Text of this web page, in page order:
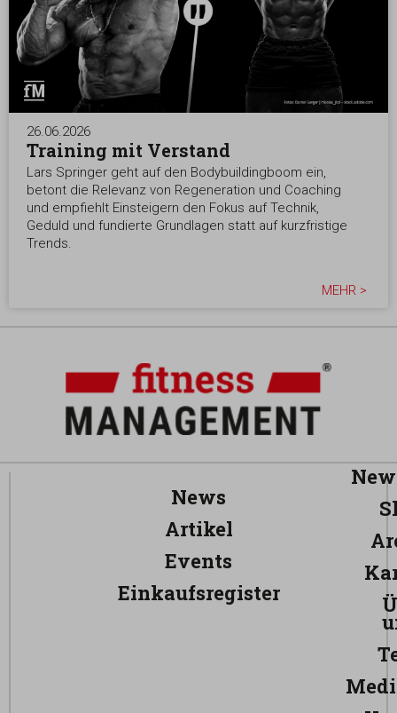
26.06.2026
Training mit Verstand
Lars Springer geht auf den Bodybuildingboom ein,
betont die Relevanz von Regeneration und Coaching
und empfiehlt Einsteigern den Fokus auf Technik,
Geduld und fundierte Grundlagen statt auf kurzfristige
Trends.
MEHR >
News
Artikel
Events
Einkaufsregister